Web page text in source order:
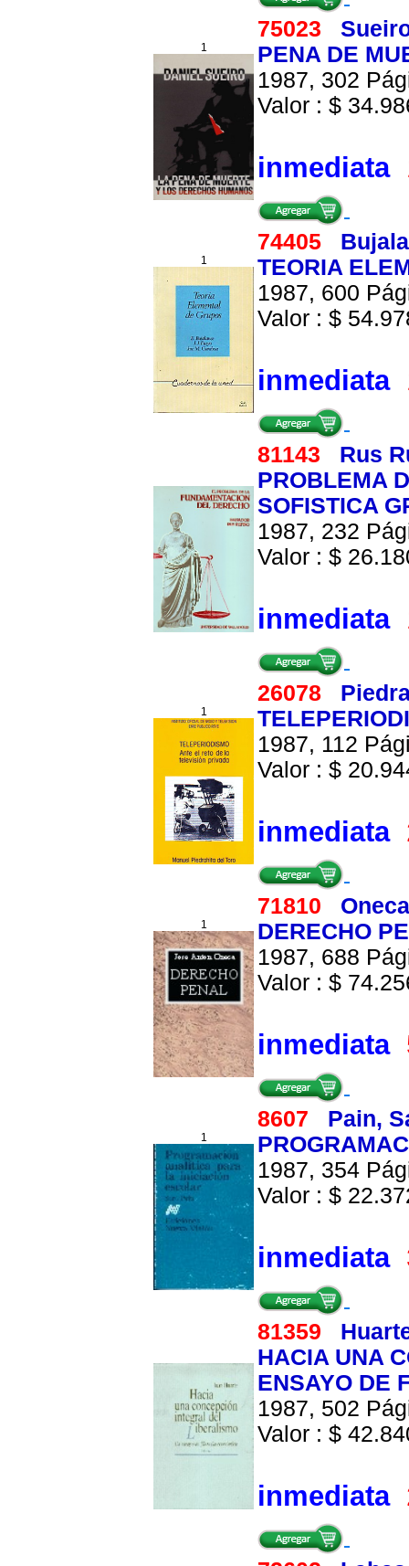
1
75023
PENA DE
1987, 302
Valor : $
inmediata
1
74405
TEORIA
1987, 600
Valor : $
inmediata
81143 Rus
PROBLEMA
SOFISTICA
1987, 232
Valor : $
inmediata
1
26078
1987, 112
Valor : $
inmediata
1
71810
DERECHO
1987, 688
Valor : $
inmediata
1
8607 Pain,
1987, 354
Valor : $
inmediata
81359
HACIA UNA
ENSAYO DE
1987, 502
Valor : $
inmediata